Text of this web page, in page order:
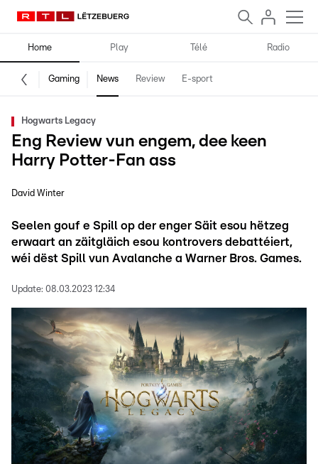
Home Play Télé Radio
Gaming News Review E-sport
Hogwarts Legacy
Eng Review vun engem, dee keen
Harry Potter-Fan ass
David Winter
Seelen gouf e Spill op der enger Säit esou hëtzeg
erwaart an zäitgläich esou kontrovers debattéiert,
wéi dëst Spill vun Avalanche a Warner Bros. Games.
Update: 08.03.2023 12:34